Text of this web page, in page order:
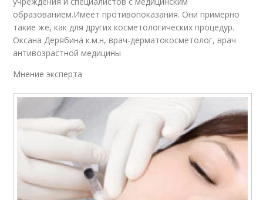
образованием.Имеет противопоказания. Они примерно
такие же, как для других косметологических процедур.
Оксана Дерябина к.м.н, врач-дерматокосметолог, врач
антивозрастной медицины
Мнение эксперта